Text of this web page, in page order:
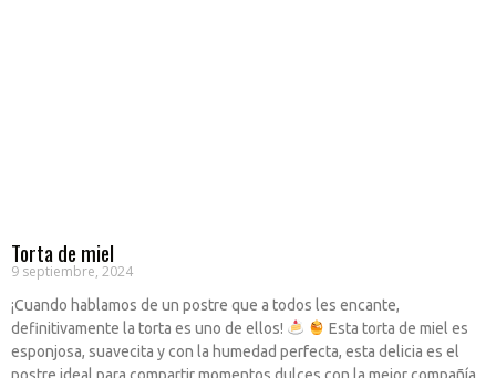
Torta de miel
9 septiembre, 2024
¡Cuando hablamos de un postre que a todos les encante,
definitivamente la torta es uno de ellos!
Esta torta de miel es
esponjosa, suavecita y con la humedad perfecta, esta delicia es el
postre ideal para compartir momentos dulces con la mejor compañía.